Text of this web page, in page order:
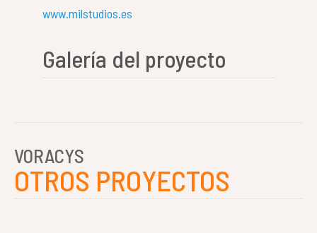
www.milstudios.es
Galería del proyecto
VORACYS
OTROS PROYECTOS